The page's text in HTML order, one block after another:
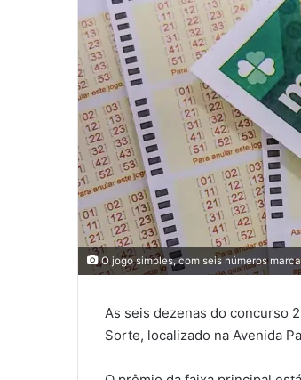
O jogo simples, com seis números
As seis dezenas do concurso
Sorte, localizado na Avenida